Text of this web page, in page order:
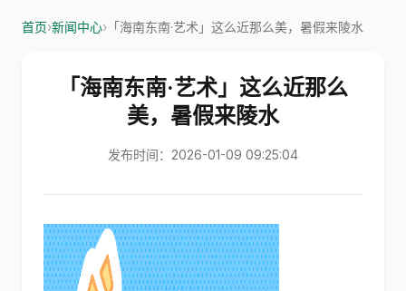
首页›新闻中心› 「海南东南·艺术」这么近那么美，暑假来陵水
「海南东南·艺术」这么近那么
美，暑假来陵水
发布时间：2026-01-09 09:25:04